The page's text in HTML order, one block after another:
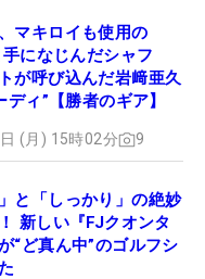
（18°ベンタスブラ
MODUS³プ
MODUS³プロト
マキロイも使用の
手になじんだシャフ
が呼び込んだ岩﨑亜久
ィ”【勝者のギア】
(月) 15時02分 9
と「しっかり」の絶妙
新しい『FJクオンタ
“ど真ん中”のゴルフシ